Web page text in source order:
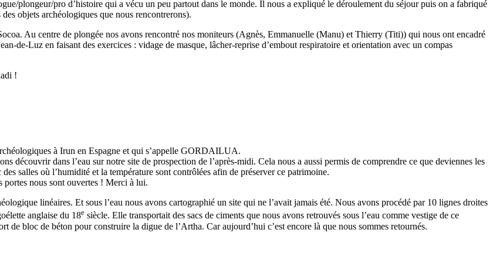
plongeur/pro d’histoire qui a vécu un peu partout dans le monde. Il nous a expliqué le déroulement du séjour puis on a fabriqué
objets archéologiques que nous rencontrerons).
Au centre de plongée nos avons rencontré nos moniteurs (Agnès, Emmanuelle (Manu) et Thierry (Titi)) qui nous ont encadré
de-Luz en faisant des exercices : vidage de masque, lâcher-reprise d’embout respiratoire et orientation avec un compas
!
à Irun en Espagne et qui s’appelle GORDAILUA.
découvrir dans l’eau sur notre site de prospection de l’après-midi. Cela nous a aussi permis de comprendre ce que deviennes les
salles où l’humidité et la température sont contrôlées afin de préserver ce patrimoine.
portes nous sont ouvertes ! Merci à lui.
linéaires. Et sous l’eau nous avons cartographié un site qui ne l’avait jamais été. Nous avons procédé par 10 lignes droites
anglaise du 18e siècle. Elle transportait des sacs de ciments que nous avons retrouvés sous l’eau comme vestige de ce
de bloc de béton pour construire la digue de l’Artha. Car aujourd’hui c’est encore là que nous sommes retournés.